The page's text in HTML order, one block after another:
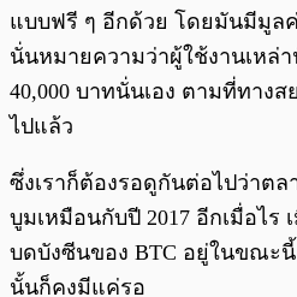
แบบฟรี ๆ อีกด้วย โดยมันมีมูลค่
นั่นหมายความว่าผู้ใช้งานเหล่
40,000 บาทนั่นเอง ตามที่ทางส
ไปแล้ว
ซึ่งเราก็ต้องรอดูกันต่อไปว่าต
บูมเหมือนกับปี 2017 อีกเมื่อไร
บดบังซีนของ BTC อยู่ในขณะ
นั้นก็คงมีแค่รอ